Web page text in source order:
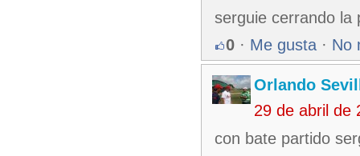
serguie cerrando la
0 · Me gusta · No
Orlando
29 de abril de
con bate partido